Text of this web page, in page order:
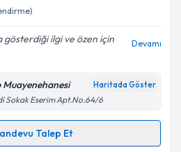
işlenmesine ilişkinAydınlatma
ve kişisel verilerimin belirtilen
kabul ediyorum.
ilgi ve özen için
Devamı
Haritada Göster
Sokak Eserim Apt.No.64/6
Talep Et
Talebi